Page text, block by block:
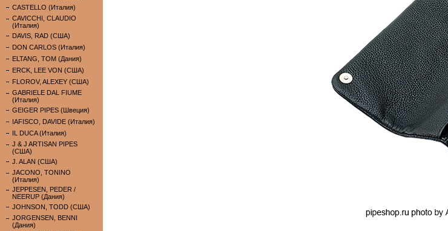
CASTELLO (Италия)
CAVICCHI, CLAUDIO
(Италия)
DAVIS, RAD (США)
DON CARLOS (Италия)
ELTANG, TOM (Дания)
ERCK, LEE VON (США)
FLOROV, ALEXEY (США)
GABRIELE DAL FIUME
(Италия)
GEIGER PIPES (Швеция)
IAFISCO, DAVIDE (Италия)
IL DUCA (Италия)
J & J ARTISAN PIPES
(США)
J. ALAN (США)
JACONO, TONINO
(Италия)
JEPPESEN, PEDER /
NEERUP (Дания)
JOHNSON, TODD (США)
JORGENSEN, BENNI
(Дания)